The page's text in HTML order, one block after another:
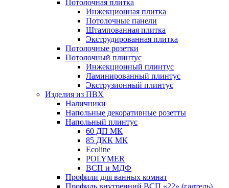
Потолочная плитка
Инжекционная плитка
Потолочные панели
Штампованная плитка
Экструдированная плитка
Потолочные розетки
Потолочный плинтус
Инжекционный плинтус
Ламинированный плинтус
Экструзионный плинтус
Изделия из ПВХ
Наличники
Напольные декоративные розетты
Напольный плинтус
60 ДП МК
85 ДКК МК
Ecoline
POLYMER
ВСП и МДФ
Профили для ванных комнат
Профиль внутренний ВСП «22» (галтель)